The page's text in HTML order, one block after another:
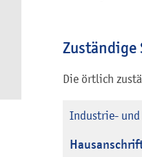
Zuständige
Die örtlich
Industrie- und